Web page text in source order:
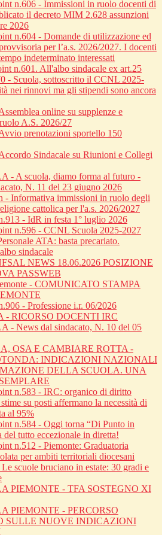
n.606 - Immissioni in ruolo docenti di
il decreto MIM 2.628 assunzioni
2026
n.604 - Domande di utilizzazione ed
per l’a.s. 2026/2027. I docenti
indeterminato interessati
n.601. All'albo sindacale ex art.25
- Scuola, sottoscritto il CCNL 2025-
nei rinnovi ma gli stipendi sono ancora
online su supplenze e
A.S. 2026/27
prenotazioni sportello 150
Sindacale su Riunioni e Collegi
- A scuola, diamo forma al futuro -
N. 11 del 23 giugno 2026
- Informativa immissioni in ruolo degli
cattolica per l'a.s. 2026/2027
- IdR in festa 1° luglio 2026
n.596 - CCNL Scuola 2025-2027
ATA: basta precariato.
sindacale
NEWS 18.06.2026 POSIZIONE
PASSWEB
- COMUNICATO STAMPA
- Professione i.r. 06/2026
- RICORSO DOCENTI IRC
- News dal sindacato, N. 10 del 05
OSA E CAMBIARE ROTTA -
INDICAZIONI NAZIONALI
DELLA SCUOLA. UNA
n.583 - IRC: organico di diritto
su posti affermano la necessità di
al 95%
n.584 - Oggi torna “Di Punto in
del tutto eccezionale in diretta!
n.512 - Piemonte: Graduatoria
per ambiti territoriali diocesani
scuole bruciano in estate: 30 gradi e
PIEMONTE - TFA SOSTEGNO XI
PIEMONTE - PERCORSO
SULLE NUOVE INDICAZIONI